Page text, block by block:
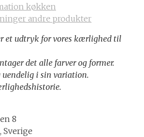
køkken
andre produkter
et udtryk for vores kærlighed til
det alle farver og former.
i sin variation.
8
Sverige